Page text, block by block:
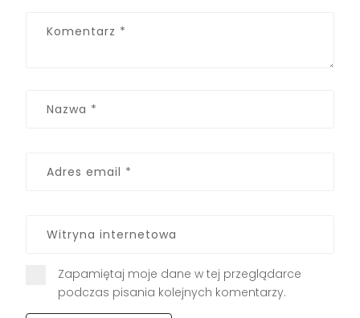
Zapamiętaj moje dane w tej przeglądarce
podczas pisania kolejnych komentarzy.